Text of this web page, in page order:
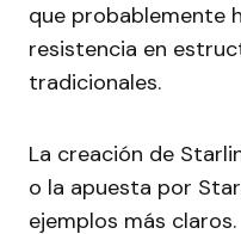
que probablemente
resistencia en
tradicionales.
La creación de
o la apuesta por
ejemplos más claros.